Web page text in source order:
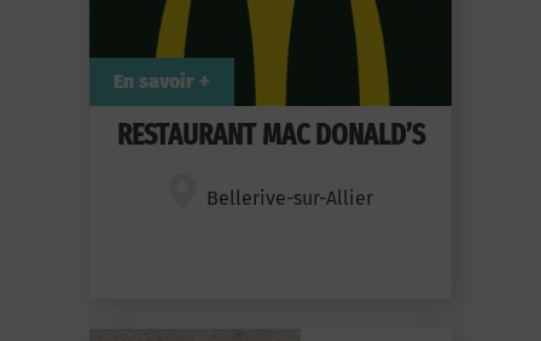
RESTAURANT MAC DONALD’S
Bellerive-sur-Allier
En savoir +